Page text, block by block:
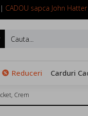
CADOU sapca John Hatter
Reduceri Carduri
Crem